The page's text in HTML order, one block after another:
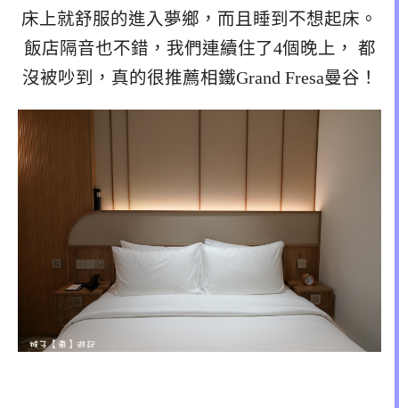
床上就舒服的進入夢鄉，而且睡到不想起床。
飯店隔音也不錯，我們連續住了4個晚上， 都
沒被吵到，真的很推薦相鐵Grand Fresa曼谷！